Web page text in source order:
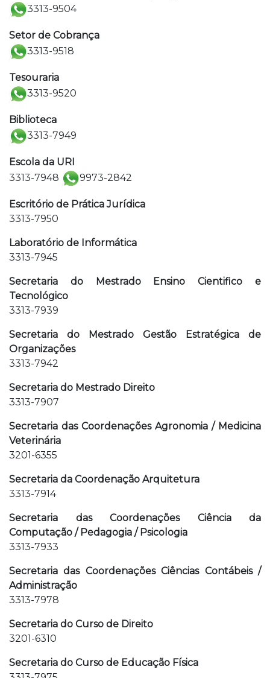
3313-9504
Setor de Cobrança
3313-9518
Tesouraria
3313-9520
Biblioteca
3313-7949
Escola da URI
3313-7948
9973-2842
Escritório de Prática Jurídica
3313-7950
Laboratório de Informática
3313-7945
Secretaria do Mestrado Ensino Cientifico e
Tecnológico
3313-7939
Secretaria do Mestrado Gestão Estratégica de
Organizações
3313-7942
Secretaria do Mestrado Direito
3313-7907
Secretaria das Coordenações Agronomia / Medicina
Veterinária
3201-6355
Secretaria da Coordenação Arquitetura
3313-7914
Secretaria das Coordenações Ciência da
Computação / Pedagogia / Psicologia
3313-7933
Secretaria das Coordenações Ciências Contábeis /
Administração
3313-7978
Secretaria do Curso de Direito
3201-6310
Secretaria do Curso de Educação Física